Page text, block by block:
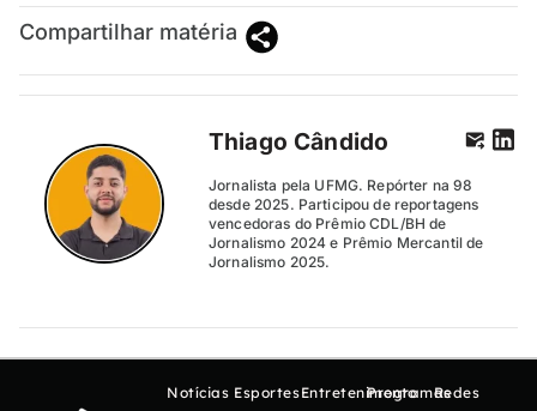
Compartilhar matéria
Thiago Cândido
Jornalista pela UFMG. Repórter na 98
desde 2025. Participou de reportagens
vencedoras do Prêmio CDL/BH de
Jornalismo 2024 e Prêmio Mercantil de
Jornalismo 2025.
Notícias EsportesEntretenimento
ProgramasRedes